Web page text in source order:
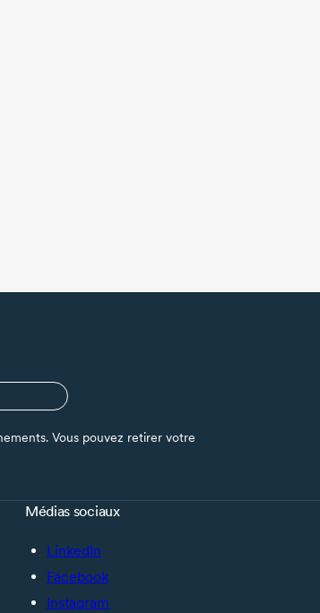
Vous pouvez retirer votre
Médias sociaux
LinkedIn
Facebook
Instagram